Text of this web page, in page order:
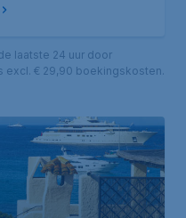
laatste 24 uur door
excl. € 29,90 boekingskosten.